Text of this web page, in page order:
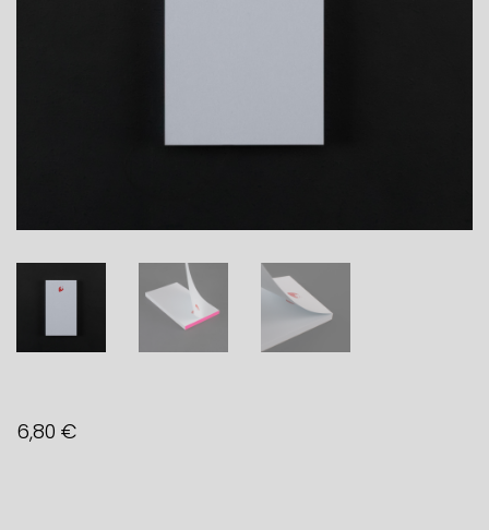
6,80 €